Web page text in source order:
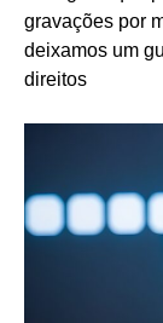
gravações por
deixamos um
direitos